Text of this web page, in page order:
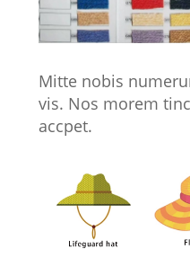
Mitte nobis
vis. Nos morem
accpet.